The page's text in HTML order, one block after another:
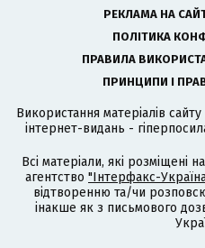
РЕКЛАМА НА
ПОЛІТИКА
ПРАВИЛА
ПРИНЦИПИ І
Використання матеріалів
інтернет-видань -
Всі матеріали, які розміщені
агентство "Інтерфакс-
відтворенню та/чи
інакше як з письмового